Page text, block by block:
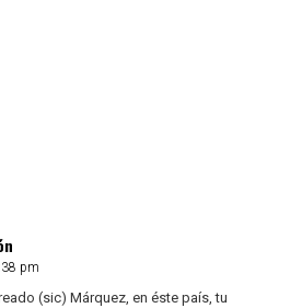
pm
(sic) Márquez, en éste país, tu